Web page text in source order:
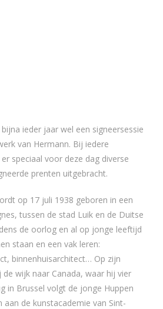
ieder jaar wel een signeersessie
van Hermann. Bij iedere
speciaal voor deze dag diverse
prenten uitgebracht.
op 17 juli 1938 geboren in een
tussen de stad Luik en de Duitse
de oorlog en al op jonge leeftijd
staan en een vak leren:
binnenhuisarchitect… Op zijn
wijk naar Canada, waar hij vier
in Brussel volgt de jonge Huppen
aan de kunstacademie van Sint-